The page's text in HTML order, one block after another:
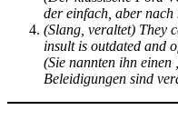
der einfach, aber nach
(Slang, veraltet) They
insult is outdated and
(Sie nannten ihn
Beleidigungen sind